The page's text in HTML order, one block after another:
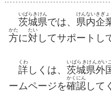
茨城県
いばらきけん
では、 県内企
けんないきぎょ
方
かた
に対
たい
してサポートし
詳
くわ
しくは、 茨城県外
いばらきけんがい
ームページを確認
かくにん
して